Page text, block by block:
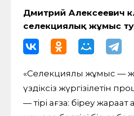
Дмитрий Алексеевич
селекциялық жұмыс
«Селекциялық жұмыс —
үздіксіз жүргізілетін
— тірі ағза: біреу